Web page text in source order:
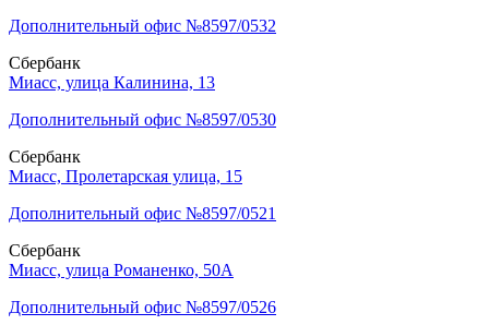
Дополнительный офис №8597/0532
Сбербанк
Миасс, улица Калинина, 13
Дополнительный офис №8597/0530
Сбербанк
Миасс, Пролетарская улица, 15
Дополнительный офис №8597/0521
Сбербанк
Миасс, улица Романенко, 50А
Дополнительный офис №8597/0526